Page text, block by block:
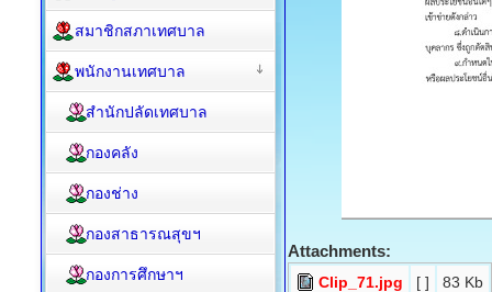
Attachments:
Clip_71.jpg [ ] 83 Kb
สมาชิกสภาเทศบาล
พนักงานเทศบาล
สำนักปลัดเทศบาล
กองคลัง
กองช่าง
กองสาธารณสุขฯ
กองการศึกษาฯ